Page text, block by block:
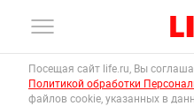
Посещая сайт life.ru, Вы
Политикой обработки
файлов cookie, указанных в